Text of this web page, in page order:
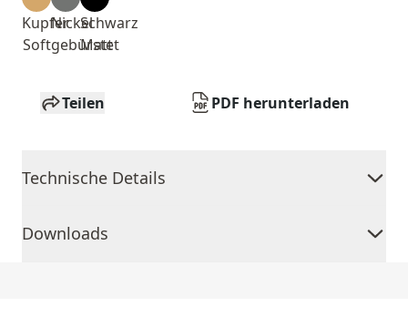
Kupfer
Soft
Nickel
gebürstet
Schwarz
Matt
Teilen PDF herunterladen
Technische Details
Downloads